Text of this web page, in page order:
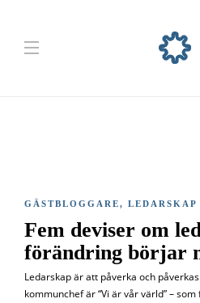
GÄSTBLOGGARE, LEDARSKAP
Fem deviser om
förändring börjar
Ledarskap är att påverka och
kommunchef är “Vi är vår värld” –